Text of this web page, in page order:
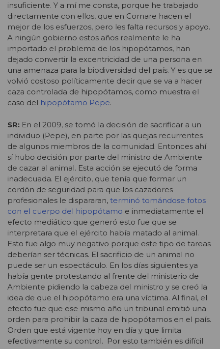
insuficiente. Y a mí me consta, porque he trabajado
directamente con ellos, que en Cornare hacen el
mejor de los esfuerzos, pero les falta recursos y apoyo.
A ningún gobierno estos años realmente le ha
importado el problema de los hipopótamos, han
dejado convertir la excentricidad de una persona en
una amenaza para la biodiversidad del país. Y es que se
volvió costoso políticamente decir que se va a hacer
caza controlada de hipopótamos, como muestra el
caso del hipopótamo Pepe.
SR: En el 2009, se tomó la decisión de sacrificar a un
individuo (Pepe), en parte por las quejas recurrentes
de algunos miembros de la comunidad. Entonces ahí
sí hubo decisión por parte del ministro de Ambiente
de cazar al animal. Esta acción se ejecutó de forma
inadecuada. El ejército, que tenía que formar un
cordón de seguridad para que los cazadores
profesionales le dispararan, terminó tomándose fotos
con el cuerpo del hipopótamo e inmediatamente el
efecto mediático que generó esto fue que se
interpretara que el ejército había matado al animal.
Esto fue algo muy negativo porque este tipo de tareas
deberían ser técnicas. El sacrificio de un animal no
puede ser un espectáculo. En los días siguientes ya
había gente protestando al frente del ministerio de
Ambiente pidiendo la cabeza del ministro y se creó la
idea de que el hipopótamo era una víctima. Al final, el
efecto fue que ese mismo año un tribunal emitió una
orden para prohibir la caza de hipopótamos en el país.
Orden que está vigente hoy en día y que limita
efectivamente su control. Por esto también es difícil